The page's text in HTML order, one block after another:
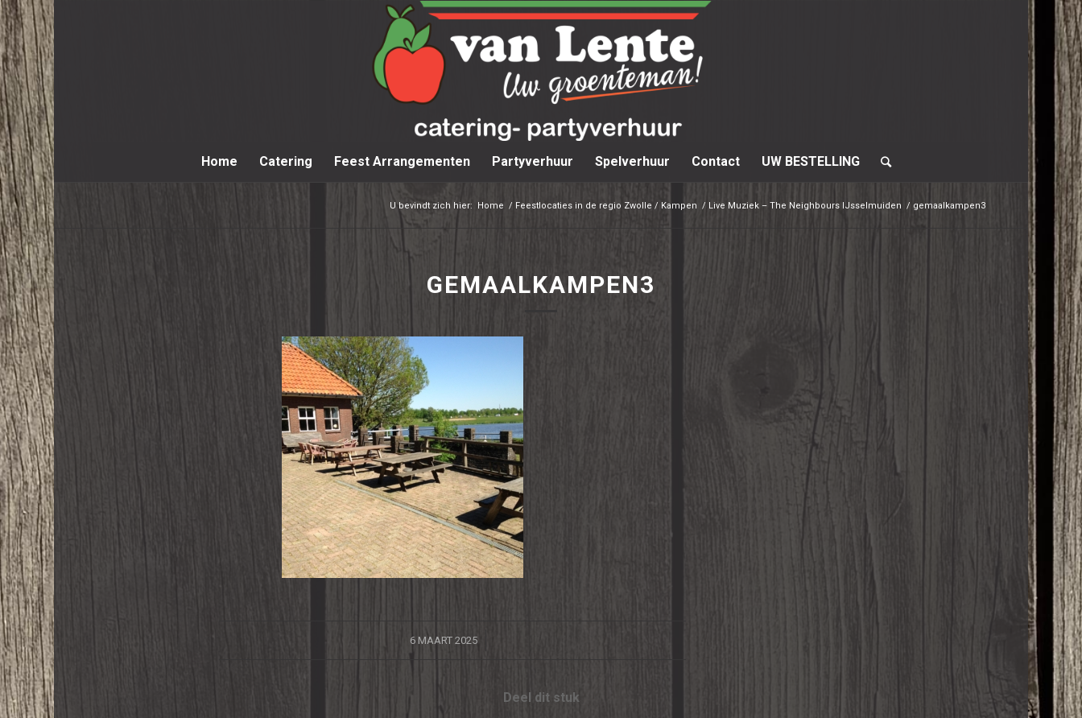
Home Catering Feest Arrangementen Partyverhuur Spelverhuur Contact UW BESTELLING
U bevindt zich hier: Home / Feestlocaties in de regio Zwolle / Kampen / Live Muziek – The Neighbours IJsselmuiden / gemaalkampen3
GEMAALKAMPEN3
6 MAART 2025
/
Deel dit stuk